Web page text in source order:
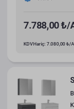
7.788,00 ₺/
KDV Hariç: 7.080,00 ₺/